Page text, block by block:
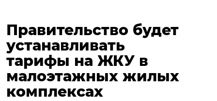
Правительство будет
устанавливать
тарифы на ЖКУ в
малоэтажных жилых
комплексах